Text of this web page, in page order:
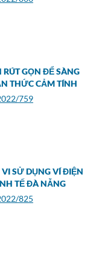
RÚT GỌN ĐỂ SÀNG
THỨC CẢM TÍNH
759
SỬ DỤNG VÍ ĐIỆN
TẾ ĐÀ NẴNG
825